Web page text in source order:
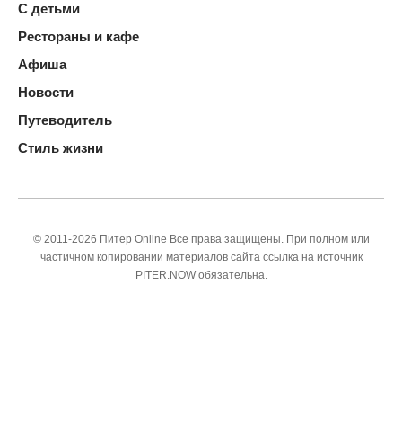
С детьми
Рестораны и кафе
Афиша
Новости
Путеводитель
Стиль жизни
© 2011-2026 Питер Online Все права защищены. При полном или
частичном копировании материалов сайта ссылка на источник
PITER.NOW обязательна.